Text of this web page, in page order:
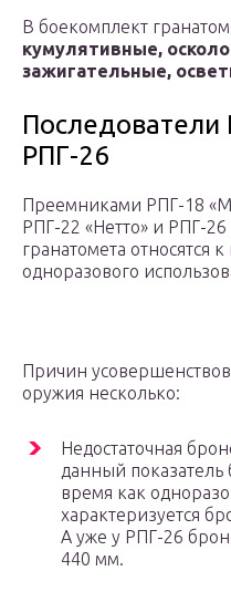
В боекомплект
кумулятивные,
зажигательные,
Последователи
РПГ-26
Преемниками РПГ-18
РПГ-22 «Нетто» и РПГ-26
гранатомета относятся
одноразового
Причин
оружия несколько:
Недостаточная
данный
время как
характеризуется
А уже у РПГ-26
440 мм.